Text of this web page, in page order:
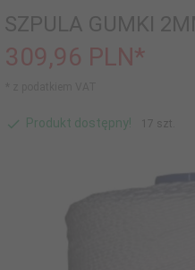
SZPULA GUMKI
309,96 PLN*
Produkt dostępny! 17 szt.